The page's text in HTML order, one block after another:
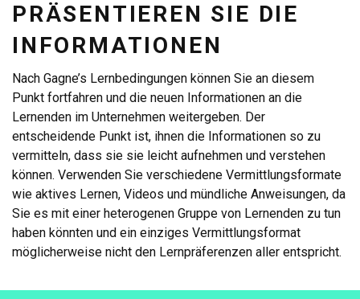
PRÄSENTIEREN SIE DIE
INFORMATIONEN
Nach Gagne’s Lernbedingungen können Sie an diesem
Punkt fortfahren und die neuen Informationen an die
Lernenden im Unternehmen weitergeben. Der
entscheidende Punkt ist, ihnen die Informationen so zu
vermitteln, dass sie sie leicht aufnehmen und verstehen
können. Verwenden Sie verschiedene Vermittlungsformate
wie aktives Lernen, Videos und mündliche Anweisungen, da
Sie es mit einer heterogenen Gruppe von Lernenden zu tun
haben könnten und ein einziges Vermittlungsformat
möglicherweise nicht den Lernpräferenzen aller entspricht.